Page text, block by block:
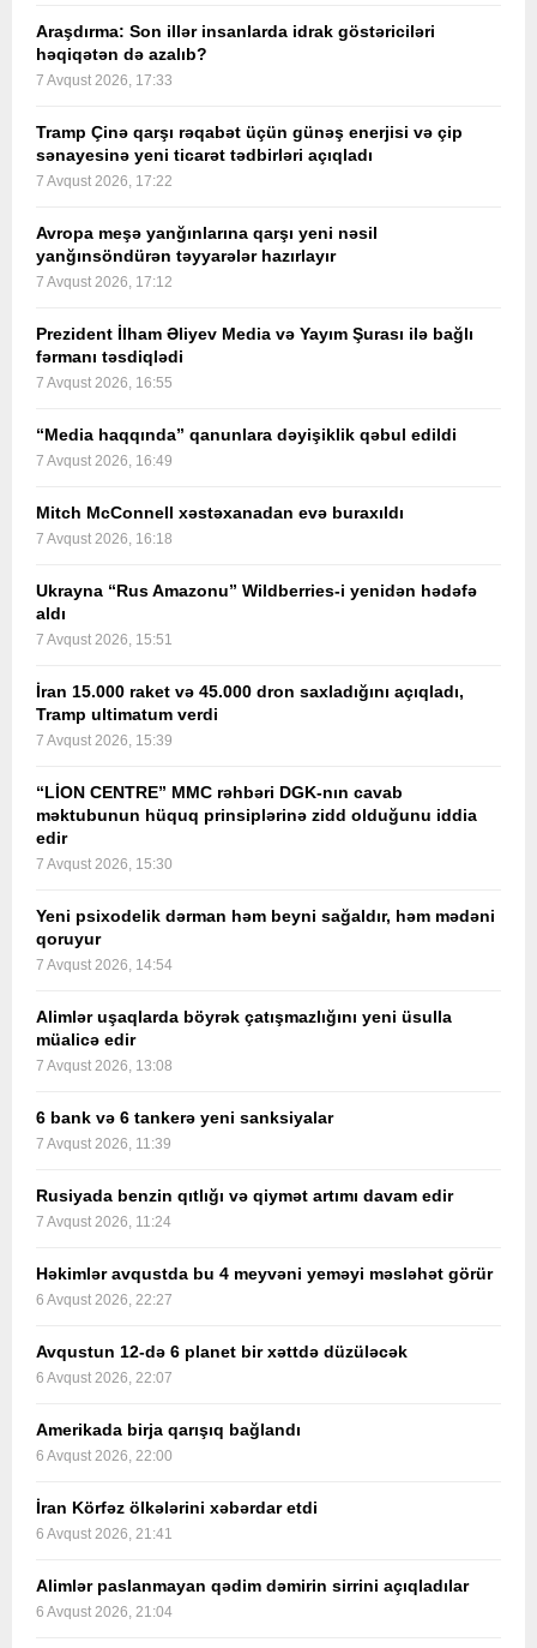
Araşdırma: Son illər insanlarda idrak göstəriciləri
həqiqətən də azalıb?
7 Avqust 2026, 17:33
Tramp Çinə qarşı rəqabət üçün günəş enerjisi və çip
sənayesinə yeni ticarət tədbirləri açıqladı
7 Avqust 2026, 17:22
Avropa meşə yanğınlarına qarşı yeni nəsil
yanğınsöndürən təyyarələr hazırlayır
7 Avqust 2026, 17:12
Prezident İlham Əliyev Media və Yayım Şurası ilə bağlı
fərmanı təsdiqlədi
7 Avqust 2026, 16:55
“Media haqqında” qanunlara dəyişiklik qəbul edildi
7 Avqust 2026, 16:49
Mitch McConnell xəstəxanadan evə buraxıldı
7 Avqust 2026, 16:18
Ukrayna “Rus Amazonu” Wildberries-i yenidən hədəfə
aldı
7 Avqust 2026, 15:51
İran 15.000 raket və 45.000 dron saxladığını açıqladı,
Tramp ultimatum verdi
7 Avqust 2026, 15:39
“LİON CENTRE” MMC rəhbəri DGK-nın cavab
məktubunun hüquq prinsiplərinə zidd olduğunu iddia
edir
7 Avqust 2026, 15:30
Yeni psixodelik dərman həm beyni sağaldır, həm mədəni
qoruyur
7 Avqust 2026, 14:54
Alimlər uşaqlarda böyrək çatışmazlığını yeni üsulla
müalicə edir
7 Avqust 2026, 13:08
6 bank və 6 tankerə yeni sanksiyalar
7 Avqust 2026, 11:39
Rusiyada benzin qıtlığı və qiymət artımı davam edir
7 Avqust 2026, 11:24
Həkimlər avqustda bu 4 meyvəni yeməyi məsləhət görür
6 Avqust 2026, 22:27
Avqustun 12-də 6 planet bir xəttdə düzüləcək
6 Avqust 2026, 22:07
Amerikada birja qarışıq bağlandı
6 Avqust 2026, 22:00
İran Körfəz ölkələrini xəbərdar etdi
6 Avqust 2026, 21:41
Alimlər paslanmayan qədim dəmirin sirrini açıqladılar
6 Avqust 2026, 21:04